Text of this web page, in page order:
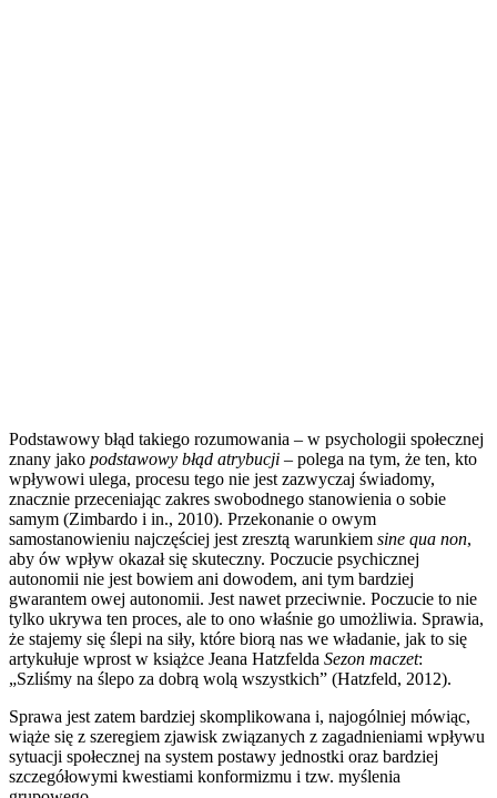
Podstawowy błąd takiego rozumowania – w psychologii społecznej
znany jako podstawowy błąd atrybucji – polega na tym, że ten, kto
wpływowi ulega, procesu tego nie jest zazwyczaj świadomy,
znacznie przeceniając zakres swobodnego stanowienia o sobie
samym (Zimbardo i in., 2010). Przekonanie o owym
samostanowieniu najczęściej jest zresztą warunkiem sine qua non,
aby ów wpływ okazał się skuteczny. Poczucie psychicznej
autonomii nie jest bowiem ani dowodem, ani tym bardziej
gwarantem owej autonomii. Jest nawet przeciwnie. Poczucie to nie
tylko ukrywa ten proces, ale to ono właśnie go umożliwia. Sprawia,
że stajemy się ślepi na siły, które biorą nas we władanie, jak to się
artykułuje wprost w książce Jeana Hatzfelda Sezon maczet:
„Szliśmy na ślepo za dobrą wolą wszystkich” (Hatzfeld, 2012).
Sprawa jest zatem bardziej skomplikowana i, najogólniej mówiąc,
wiąże się z szeregiem zjawisk związanych z zagadnieniami wpływu
sytuacji społecznej na system postawy jednostki oraz bardziej
szczegółowymi kwestiami konformizmu i tzw. myślenia